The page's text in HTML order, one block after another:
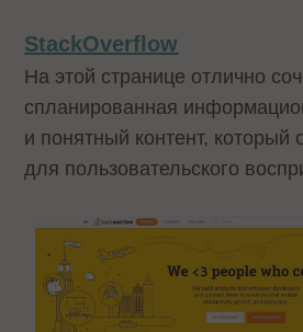
StackOverflow
На этой странице отлично
спланированная
и понятный контент, который
для пользовательского